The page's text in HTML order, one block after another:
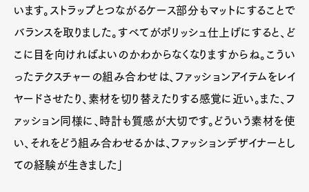
います。ストラップとつながるケース部分もマットにすることで
バランスを取りました。すべてがポリッシュ仕上げにすると、ど
こに目を向ければよいのかわからなくなりますからね。こうい
ったテクスチャーの組み合わせは、ファッションアイテムをレイ
ヤードさせたり、素材を切り替えたりする感覚に近い。また、フ
ァッション同様に、時計も質感が大切です。どういう素材を使
い、それをどう組み合わせるかは、ファッションデザイナーとし
ての経験が生きました」